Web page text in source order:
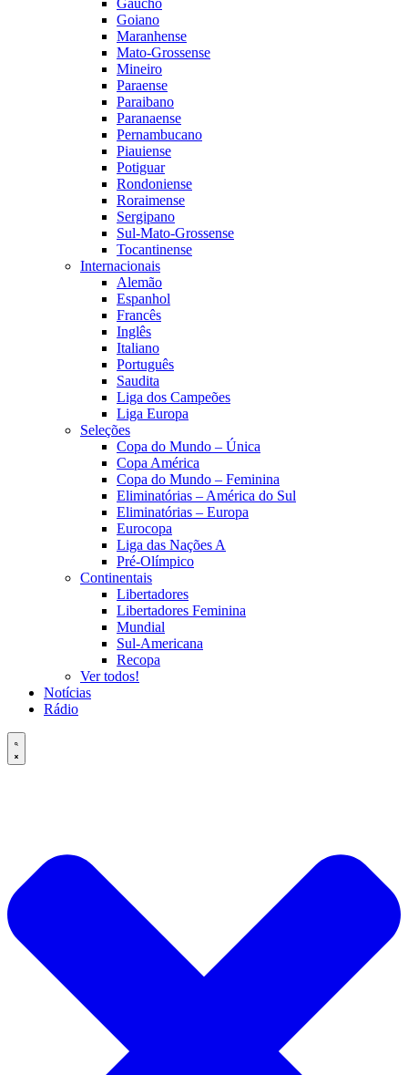
Goiano
Maranhense
Mato-Grossense
Mineiro
Paraense
Paraibano
Paranaense
Pernambucano
Piauiense
Potiguar
Rondoniense
Roraimense
Sergipano
Sul-Mato-Grossense
Tocantinense
Internacionais
Alemão
Espanhol
Francês
Inglês
Italiano
Português
Saudita
Liga dos Campeões
Liga Europa
Seleções
Copa do Mundo – Única
Copa América
Copa do Mundo – Feminina
Eliminatórias – América do Sul
Eliminatórias – Europa
Eurocopa
Liga das Nações A
Pré-Olímpico
Continentais
Libertadores
Libertadores Feminina
Mundial
Sul-Americana
Recopa
Ver todos!
Notícias
Rádio